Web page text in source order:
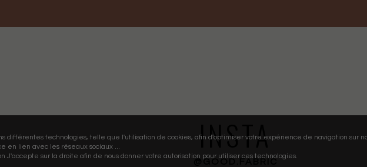
INSTA
@GOOD.FABRIC
différentes technologies, telle que l'utilisation de cookies, afin d'optimiser votre expérience de navigation sur
en lien avec les réseaux sociaux ...
J'accepte sur la droite afin de nous donner votre autorisation pour utiliser ces technologies.